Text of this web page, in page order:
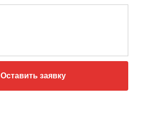
Оставить заявку